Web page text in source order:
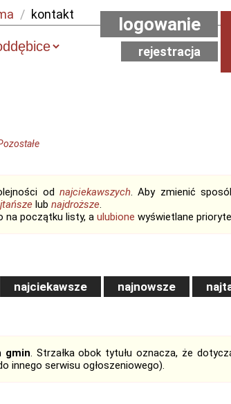
/ kontakt logowanie
rejestracja
odnajciekawszych. Aby zmienić
lub najdroższe.
na początku listy, a ulubione wyświetlane
najciekawsze najnowsze
gmin. Strzałka obok tytułu oznacza, że
innego serwisu ogłoszeniowego).